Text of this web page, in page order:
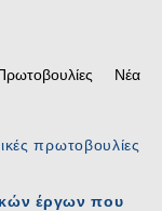
Νέα
πρωτοβουλίες
έργων που